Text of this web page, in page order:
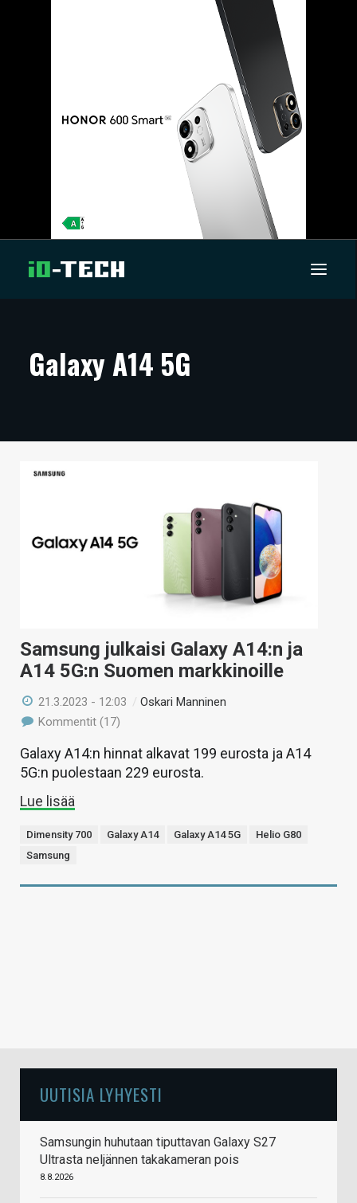
ARTIKKELIT
TECHBBS
TIETOA
KAUPPA
HAKU
Galaxy A14 5G
Samsung julkaisi Galaxy A14:n ja
A14 5G:n Suomen markkinoille
21.3.2023 - 12:03 /Oskari Manninen
Kommentit (17)
Galaxy A14:n hinnat alkavat 199 eurosta ja A14
5G:n puolestaan 229 eurosta.
Lue lisää
Dimensity 700 Galaxy A14 Galaxy A14 5G
Helio G80
Samsung
UUTISIA LYHYESTI
Samsungin huhutaan tiputtavan Galaxy S27
Ultrasta neljännen takakameran pois
8.8.2026